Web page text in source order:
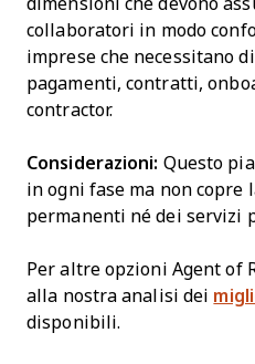
collaboratori in modo
imprese che necessitano
pagamenti, contratti,
contractor.
Considerazioni: Questo
in ogni fase ma non copre
permanenti né dei servizi
Per altre opzioni Agent of
alla nostra analisi dei
disponibili.